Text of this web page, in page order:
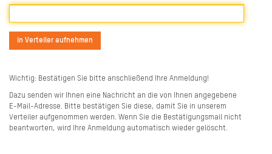
Wichtig: Bestätigen Sie bitte anschließend Ihre Anmeldung!
Dazu senden wir Ihnen eine Nachricht an die von Ihnen angegebene
E-Mail-Adresse. Bitte bestätigen Sie diese, damit Sie in unserem
Verteiler aufgenommen werden. Wenn Sie die Bestätigungsmail nicht
beantworten, wird Ihre Anmeldung automatisch wieder gelöscht.